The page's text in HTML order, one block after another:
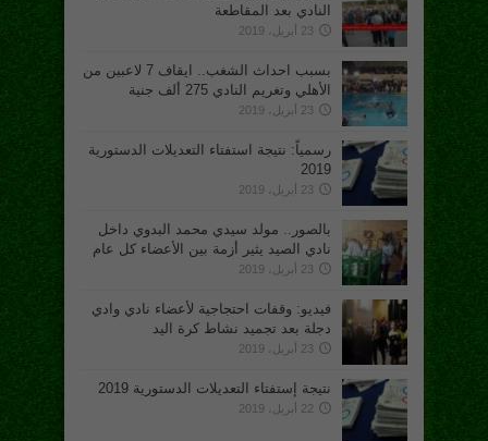
النادي بعد المقاطعة
23 أبريل، 2019
بسبب احداث الشغب.. ايقاف 7 لاعبين من
الأهلي وتغريم النادي 275 ألف جنية
23 أبريل، 2019
رسمياً: نتيجة استفتاء التعديلات الدستورية
2019
23 أبريل، 2019
بالصور.. مولد سيدي محمد البدوي داخل
نادي الصيد يثير أزمة بين الأعضاء كل عام
23 أبريل، 2019
فيديو: وقفات احتجاجية لأعضاء نادي وادي
دجلة بعد تجميد نشاط كرة اليد
23 أبريل، 2019
نتيجة إستفتاء التعديلات الدستورية 2019
22 أبريل، 2019